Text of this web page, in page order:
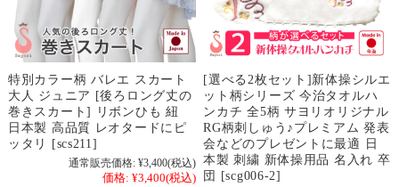
特別カラー柄 バレエ スカート
大人 ジュニア [後ろロング丈の
巻きスカート] リボンひも 紐
日本製 高品質 レオタードにピ
ッタリ [scs211]
通常販売価格: ¥3,400(税込)
価格: ¥3,400(税込)
[選べる2枚セット]新体操シルエ
ット柄シリーズ 今治タオルハ
ンカチ 全5柄 サヨリオリジナル
RG柄刺しゅう♪プレミアム 発表
会などのプレゼントに最適 日
本製 刺繍 新体操用品 名入れ 卒
団 [scg006-2]